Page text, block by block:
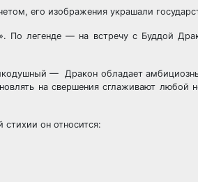
его изображения украшали
По легенде — на встречу с Буддой
— Дракон обладает
на свершения сглаживают любой
он относится: